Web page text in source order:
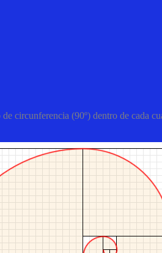
circunferencia (90º) dentro de cada